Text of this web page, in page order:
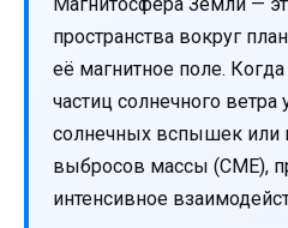
пространства вокруг
её магнитное поле.
частиц солнечного ветра
солнечных вспышек или
выбросов массы (CME),
интенсивное